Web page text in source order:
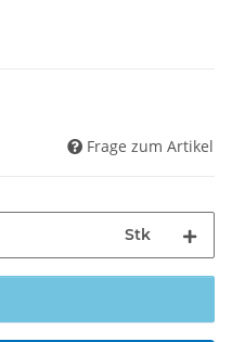
Frage zum Artikel
Stk